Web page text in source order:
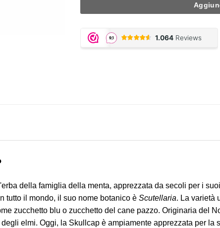
della famiglia della menta, apprezzata da secoli per i
tutto il mondo, il suo nome botanico è Scutellaria. La varietà
zucchetto blu o zucchetto del cane pazzo. Originaria del
elmi. Oggi, la Skullcap è ampiamente apprezzata per la